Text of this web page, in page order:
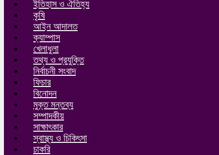
ইতিহাস ও ঐতিহ্য
কৃষি
আইন আদালত
ক্যাম্পাস
খেলাধুলা
তথ্য ও প্রযুক্তি
নির্বাচনী সংবাদ
ফিচার
বিনোদন
মুক্ত মন্তব্য
সম্পাদকীয়
সাক্ষাৎকার
স্বাস্থ্য ও চিকিৎসা
চাকরি